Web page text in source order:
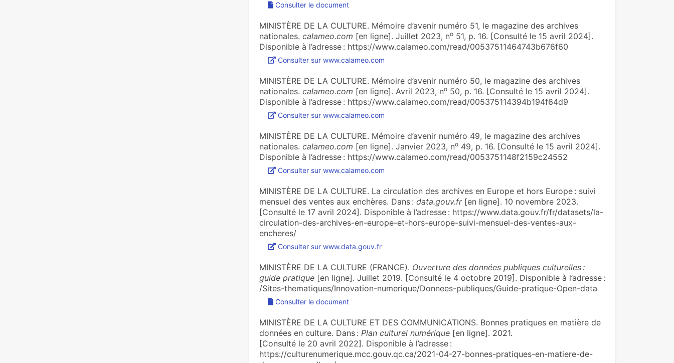
Consulter le document
MINISTÈRE DE LA CULTURE. Mémoire d’avenir numéro 51, le magazine des archives
nationales. calameo.com [en ligne]. Juillet 2023, no51, p. 16. [Consulté le 15 avril 2024].
Disponible à l’adresse : https://www.calameo.com/read/00537511464743b676f60
Consulter sur www.calameo.com
MINISTÈRE DE LA CULTURE. Mémoire d’avenir numéro 50, le magazine des archives
nationales. calameo.com [en ligne]. Avril 2023, no50, p. 16. [Consulté le 15 avril 2024].
Disponible à l’adresse : https://www.calameo.com/read/005375114394b194f64d9
Consulter sur www.calameo.com
MINISTÈRE DE LA CULTURE. Mémoire d’avenir numéro 49, le magazine des archives
nationales. calameo.com [en ligne]. Janvier 2023, no49, p. 16. [Consulté le 15 avril 2024].
Disponible à l’adresse : https://www.calameo.com/read/0053751148f2159c24552
Consulter sur www.calameo.com
MINISTÈRE DE LA CULTURE. La circulation des archives en Europe et hors Europe : suivi
mensuel des ventes aux enchères. Dans : data.gouv.fr[en ligne]. 10 novembre 2023.
[Consulté le 17 avril 2024]. Disponible à l’adresse : https://www.data.gouv.fr/fr/datasets/la-
circulation-des-archives-en-europe-et-hors-europe-suivi-mensuel-des-ventes-aux-
encheres/
Consulter sur www.data.gouv.fr
MINISTÈRE DE LA CULTURE (FRANCE). Ouverture des données publiques culturelles :
guide pratique[en ligne]. Juillet 2019. [Consulté le 4 octobre 2019]. Disponible à l’adresse :
/Sites-thematiques/Innovation-numerique/Donnees-publiques/Guide-pratique-Open-data
Consulter le document
MINISTÈRE DE LA CULTURE ET DES COMMUNICATIONS. Bonnes pratiques en matière de
données en culture. Dans : Plan culturel numérique[en ligne]. 2021.
[Consulté le 20 avril 2022]. Disponible à l’adresse :
https://culturenumerique.mcc.gouv.qc.ca/2021-04-27-bonnes-pratiques-en-matiere-de-